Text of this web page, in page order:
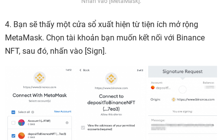
4. Bạn sẽ thấy một cửa sổ xuất hiện từ tiện ích mở rộng
MetaMask. Chọn tài khoản bạn muốn kết nối với Binance
NFT, sau đó, nhấn vào [Sign].